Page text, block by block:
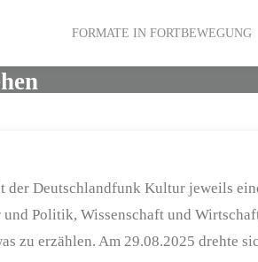
FORMATE IN FORTBEWEGUNG
der Deutschlandfunk Kultur jeweils
Politik, Wissenschaft und
zu erzählen. Am 29.08.2025 drehte